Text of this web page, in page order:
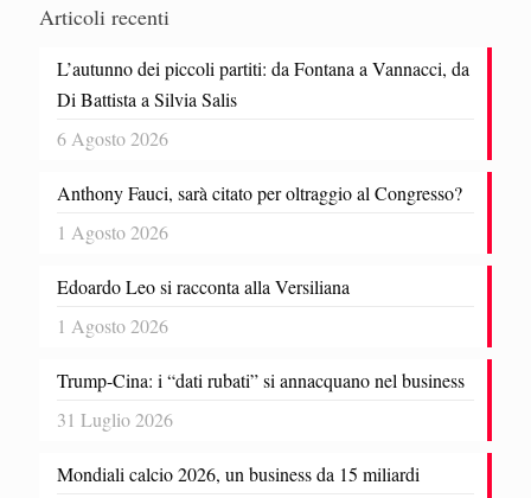
Articoli recenti
L’autunno dei piccoli partiti: da Fontana a Vannacci, da
Di Battista a Silvia Salis
6 Agosto 2026
Anthony Fauci, sarà citato per oltraggio al Congresso?
1 Agosto 2026
Edoardo Leo si racconta alla Versiliana
1 Agosto 2026
Trump-Cina: i “dati rubati” si annacquano nel business
31 Luglio 2026
Mondiali calcio 2026, un business da 15 miliardi